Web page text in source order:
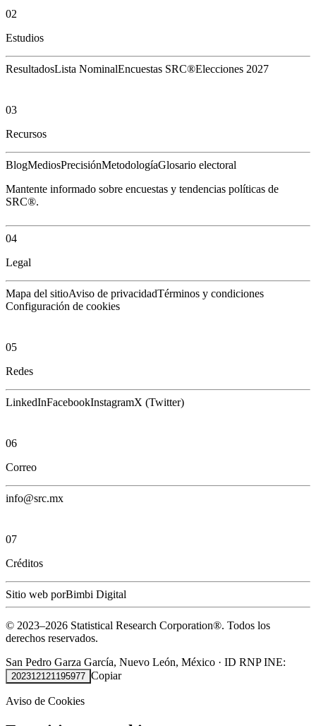
02
Estudios
ResultadosLista NominalEncuestas SRC®Elecciones 2027
03
Recursos
BlogMediosPrecisiónMetodologíaGlosario electoral
Mantente informado sobre encuestas y tendencias políticas de
SRC®.
04
Legal
Mapa del sitioAviso de privacidadTérminos y condiciones
Configuración de cookies
05
Redes
LinkedInFacebookInstagramX (Twitter)
06
Correo
info@src.mx
07
Créditos
Sitio web porBimbi Digital
© 2023–2026 Statistical Research Corporation®. Todos los
derechos reservados.
San Pedro Garza García, Nuevo León, México · ID RNP INE:
202312121195977 Copiar
Aviso de Cookies